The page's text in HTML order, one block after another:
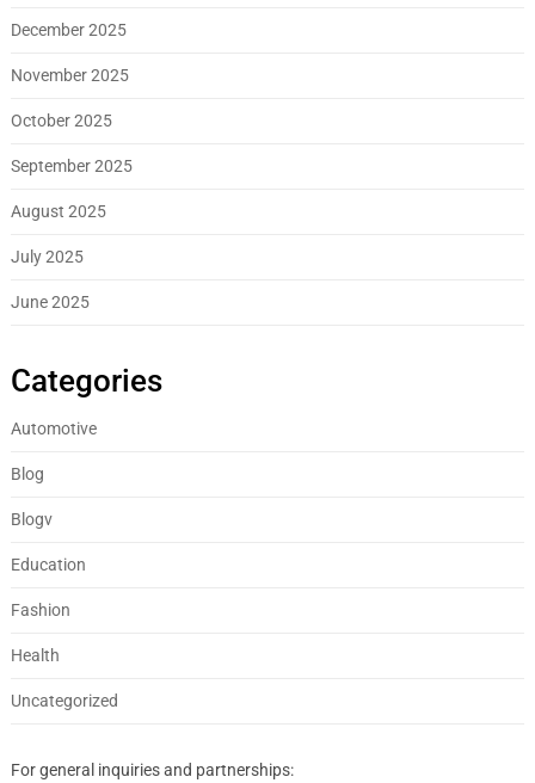
December 2025
November 2025
October 2025
September 2025
August 2025
July 2025
June 2025
Categories
Automotive
Blog
Blogv
Education
Fashion
Health
Uncategorized
For general inquiries and partnerships: